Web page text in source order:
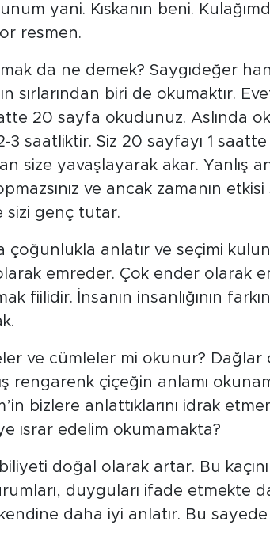
yani. Kıskanın beni.
resmen.
da ne demek? Saygıdeğer
sırlarından biri de okumaktır.
20 sayfa okudunuz. Aslında
3 saatliktir. Siz 20 sayfayı 1
size yavaşlayarak akar. Yanlış
ve ancak zamanın
sizi genç tutar.
anlatır ve seçimi
emreder. Çok ender olarak
fiilidir. İnsanın insanlığının
ve cümleler mi okunur? Dağlar
rengarenk çiçeğin anlamı
bizlere anlattıklarını idrak
ısrar edelim okumamakta?
doğal olarak artar. Bu
duyguları ifade etmekte
daha iyi anlatır. Bu